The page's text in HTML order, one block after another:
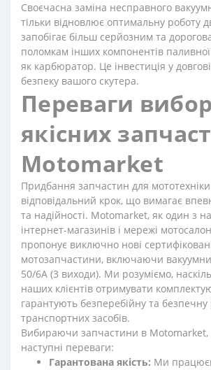
Своєчасна заміна несправного
тільки відновлює оптимальну роботу
запобігає більш серйозним та
поломкам інших компонентів
як карбюратор. Це інвестиція у
безпеку вашого скутера.
Переваги
якісних
Motomarket
Придбання запчастин для
відповідальний крок, що вимагає
та надійності. Motomarket, як один з
інтернет-магазинів і мережі
пропонує виключно нові
мотозапчастини, включаючи
50/6A (3 виходи). Ми розуміємо,
наших клієнтів отримувати
гарантують безперебійну та безпечну
транспортних засобів.
Вибираючи запчастини в Motomarket,
наступні переваги:
Гарантована якість: Ми